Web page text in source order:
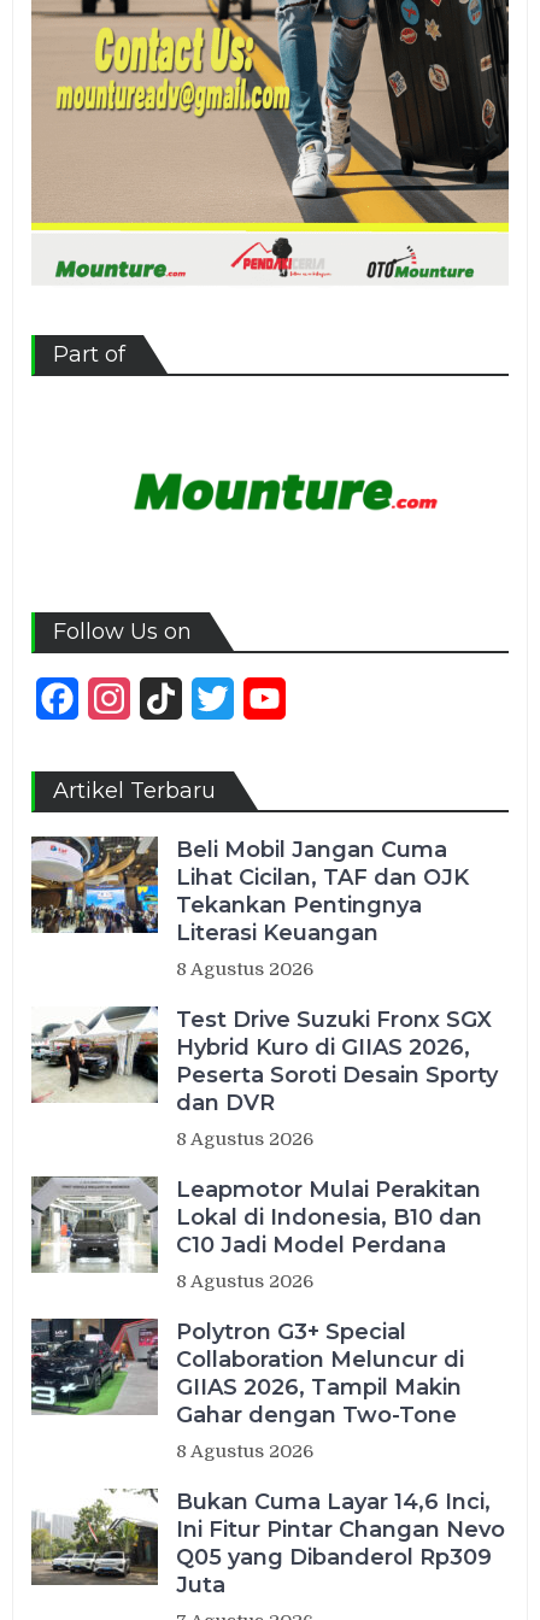
Part of
Follow Us on
FacebookInstagram
TikTok Twitter
Artikel Terbaru
Beli Mobil Jangan Cuma
Lihat Cicilan, TAF dan OJK
Tekankan Pentingnya
Literasi Keuangan
8 Agustus 2026
Test Drive Suzuki Fronx SGX
Hybrid Kuro di GIIAS 2026,
Peserta Soroti Desain Sporty
dan DVR
8 Agustus 2026
Leapmotor Mulai Perakitan
Lokal di Indonesia, B10 dan
C10 Jadi Model Perdana
8 Agustus 2026
Polytron G3+ Special
Collaboration Meluncur di
GIIAS 2026, Tampil Makin
Gahar dengan Two-Tone
8 Agustus 2026
Bukan Cuma Layar 14,6 Inci,
Ini Fitur Pintar Changan Nevo
Q05 yang Dibanderol Rp309
Juta